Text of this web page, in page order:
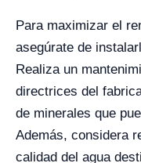
Para maximizar el
asegúrate de
Realiza un
directrices del
de minerales que
Además, considera
calidad del agua